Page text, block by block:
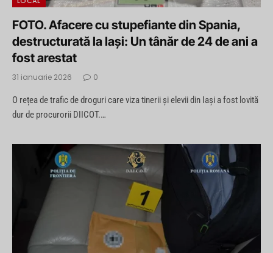
FOTO. Afacere cu stupefiante din Spania,
destructurată la Iași: Un tânăr de 24 de ani a
fost arestat
31 ianuarie 2026 0
O rețea de trafic de droguri care viza tinerii și elevii din Iași a fost lovită
dur de procurorii DIICOT.…